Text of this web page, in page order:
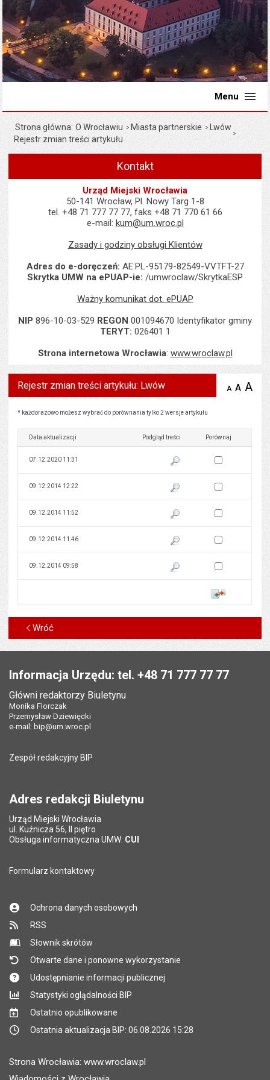
Menu
Strona główna O Wrocławiu Miasta partnerskie
Lwów
Rejestr zmian treści artykułu
Kontakt
Urząd Miejski Wrocławia
50-141 Wrocław, Pl. Nowy Targ 1-8
tel. +48 71 777 77 77, faks +48 71 770 61 66
e-mail: kum@um.wroc.pl
Zasady i godziny obsługi Klientów
Adres do e-doręczeń: AE:PL-95179-82549-VVTFT-27
Skrytka UMW na ePUAP-ie: /umwroclaw/SkrytkaESP
Ważny komunikat dot. ePUAP
NIP 896-10-03-529 REGON 001094670 Identyfikator gminy
TERYT: 026401 1
Strona internetowa Wrocławia: www.wroclaw.pl
Rejestr zmian treści artykułu: Lwów A zmniejsz
A A
Rejestr zmian treści artykułu: Lwów
* każdorazowo możesz wybrać do porównania tylko 2 wersje artykułu
Data aktualizacji Podgląd treści Porównaj
07.12.2020 11:31 Pokaż podgląd wersji z dnia
Zaznacz wersję do
09.12.2014 12:22 Pokaż podgląd wersji z dnia
Zaznacz wersję do
09.12.2014 11:52 Pokaż podgląd wersji z dnia
Zaznacz wersję do
09.12.2014 11:46 Pokaż podgląd wersji z dnia
Zaznacz wersję do
09.12.2014 09:58 Pokaż podgląd wersji z dnia
Zaznacz wersję do
Porównaj
Wróć
Informacja Urzędu: tel. +48 71 777 77 77
Główni redaktorzy Biuletynu
Monika Florczak
Przemysław Dziewięcki
e-mail: bip@um.wroc.pl
Zespół redakcyjny BIP
Adres redakcji Biuletynu
Urząd Miejski Wrocławia
ul. Kuźnicza 56, II piętro
Obsługa informatyczna UMW: CUI
Formularz kontaktowy
Ochrona danych osobowych
RSS
Słownik skrótów
Otwarte dane i ponowne wykorzystanie
Udostępnianie informacji publicznej
Statystyki oglądalności BIP
Ostatnio opublikowane
Ostatnia aktualizacja BIP: 06.08.2026 15:28
Strona Wrocławia: www.wroclaw.pl